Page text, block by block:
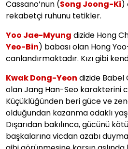
Cassano’nun (Song Joong-Ki)
rekabetçi ruhunu tetikler.
Yoo Jae-Myung dizide Hong
Yeo-Bin) babası olan Hong
canlandırmaktadır. Kızı gibi
Kwak Dong-Yeon dizide Babel
olan Jang Han-Seo karakterini
Küçüklüğünden beri güce ve
olduğundan kazanma odaklı
Dışarıdan bakılınca, gücünü
başkalarına vicdan azabı